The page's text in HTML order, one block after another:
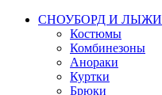
СНОУБОРД И ЛЫЖИ
Костюмы
Комбинезоны
Анораки
Куртки
Брюки